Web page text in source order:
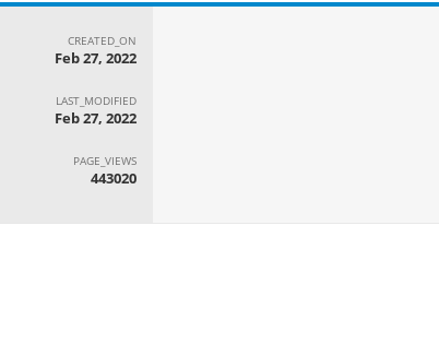
CREATED_ON
Feb 27, 2022
LAST_MODIFIED
Feb 27, 2022
PAGE_VIEWS
443020